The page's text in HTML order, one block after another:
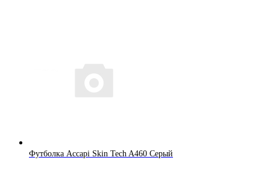
Футболка Accapi Skin Tech A460 Серый